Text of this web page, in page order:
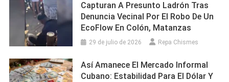
Capturan A Presunto Ladrón Tras
Denuncia Vecinal Por El Robo De Un
EcoFlow En Colón, Matanzas
29 de julio de 2026 Repa Chismes
Así Amanece El Mercado Informal
Cubano: Estabilidad Para El Dólar Y